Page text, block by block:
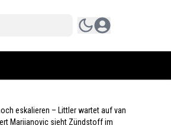
eskalieren – Littler wartet auf van
Marijanovic sieht Zündstoff im